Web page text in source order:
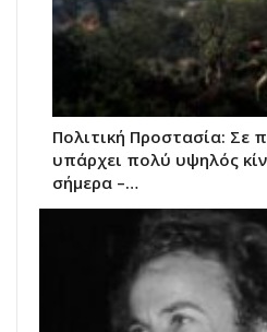
Πολιτική Προστασία: Σε
υπάρχει πολύ υψηλός
σήμερα –…